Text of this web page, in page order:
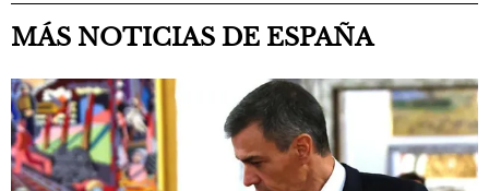
MÁS NOTICIAS DE ESPAÑA